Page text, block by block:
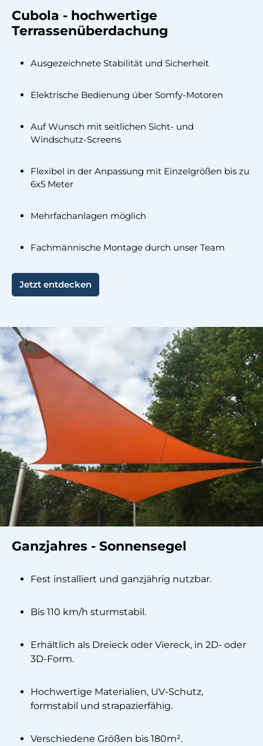
Cubola - hochwertige
Terrassenüberdachung
Ausgezeichnete Stabilität und Sicherheit
Elektrische Bedienung über Somfy-Motoren
Auf Wunsch mit seitlichen Sicht- und
Windschutz-Screens
Flexibel in der Anpassung mit Einzelgrößen bis zu
6x5 Meter
Mehrfachanlagen möglich
Fachmännische Montage durch unser Team
Jetzt entdecken
Ganzjahres - Sonnensegel
Fest installiert und ganzjährig nutzbar.
Bis 110 km/h sturmstabil.
Erhältlich als Dreieck oder Viereck, in 2D- oder
3D-Form.
Hochwertige Materialien, UV-Schutz,
formstabil und strapazierfähig.
Verschiedene Größen bis 180m².